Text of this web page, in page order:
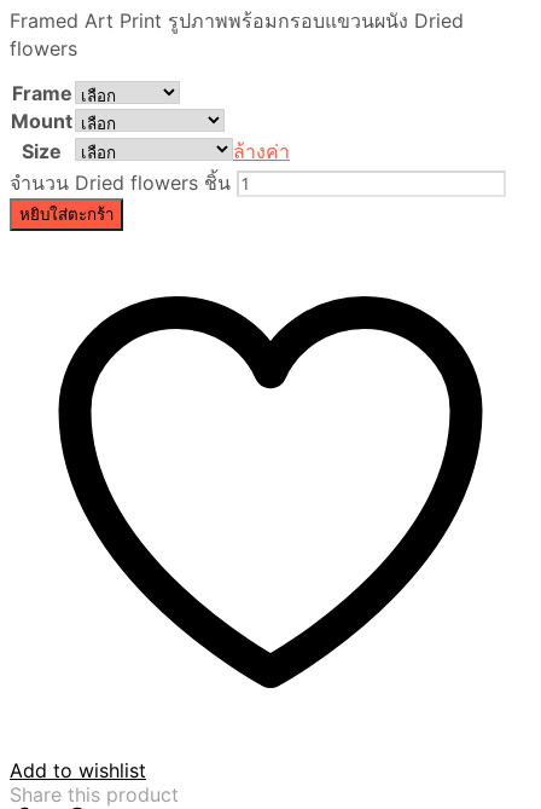
Framed Art Print รูปภาพพร้อมกรอบแขวนผนัง Dried
flowers
Frame
Mount
Size
ล้างค่า
จำนวน Dried flowers ชิ้น
หยิบใส่ตะกร้า
Add to wishlist
Share this product